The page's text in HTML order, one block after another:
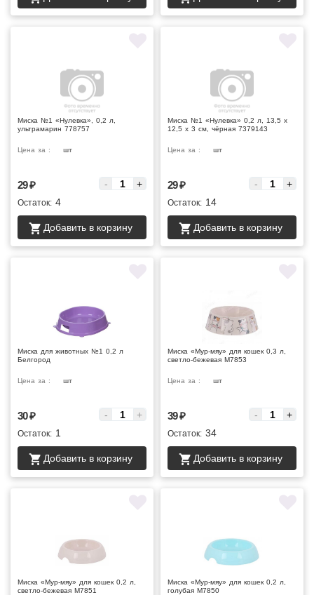
Миска №1 «Нулевка», 0,2 л,
ультрамарин 778757
Цена за : шт
29₽ - +
Остаток: 4
Добавить в корзину
Миска №1 «Нулевка» 0,2 л, 13,5 х
12,5 х 3 см, чёрная 7379143
Цена за : шт
29₽ - +
Остаток: 14
Добавить в корзину
Миска для животных №1 0,2 л
Белгород
Цена за : шт
30₽ - +
Остаток: 1
Добавить в корзину
Миска «Мур-мяу» для кошек 0,3 л,
светло-бежевая М7853
Цена за : шт
39₽ - +
Остаток: 34
Добавить в корзину
Миска «Мур-мяу» для кошек 0,2 л,
светло-бежевая М7851
Миска «Мур-мяу» для кошек 0,2 л,
голубая М7850